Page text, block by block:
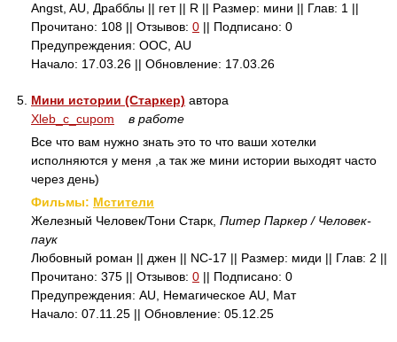
Angst, AU, Драбблы || гет || R || Размер: мини || Глав: 1 ||
Прочитано: 108 || Отзывов: 0 || Подписано: 0
Предупреждения: ООС, AU
Начало: 17.03.26 || Обновление: 17.03.26
5. Мини истории (Старкер) автора
Xleb_c_cupom
в работе
Все что вам нужно знать это то что ваши хотелки
исполняются у меня ,а так же мини истории выходят часто
через день)
Фильмы: Мстители
Железный Человек/Тони Старк, Питер Паркер / Человек-
паук
Любовный роман || джен || NC-17 || Размер: миди || Глав: 2 ||
Прочитано: 375 || Отзывов: 0 || Подписано: 0
Предупреждения: AU, Немагическое AU, Мат
Начало: 07.11.25 || Обновление: 05.12.25